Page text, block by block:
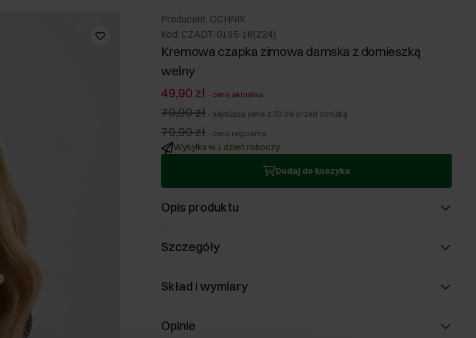
Producent: OCHNIK
Kod: CZADT-0195-16(Z24)
Kremowa czapka zimowa damska z domieszką
wełny
49,90 zł - cena aktualna
79,90 zł - najniższa cena z 30 dni przed obniżką
79,90 zł - cena regularna
Wysyłka w 1 dzień roboczy
Dodaj do koszyka
Opis produktu
Szczegóły
Skład i wymiary
Opinie